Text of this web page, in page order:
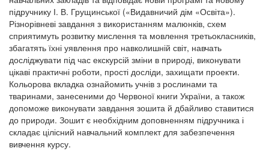
підручнику І. В. Грущинської («Видавничий дім «Освіта»).
Різнорівневі завдання з використанням малюнків, схем
сприятимуть розвитку мислення та мовлення третьокласників,
збагатять їхні уявлення про навколишній світ, навчать
досліджувати під час екскурсій зміни в природі, виконувати
цікаві практичні роботи, прості досліди, захищати проекти.
Кольорова вкладка ознайомить учнів з рослинами та
тваринами, занесеними до Червоної книги України, а також
допоможе виконувати завдання зошита й дбайливо ставитися
до природи. Зошит є необхідним доповненням підручника і
складає цілісний навчальний комплект для забезпечення
вивчення курсу.